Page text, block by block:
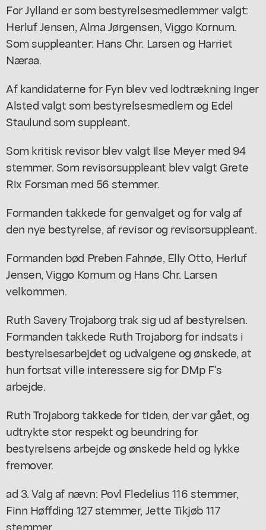
For Jylland er som bestyrelsesmedlemmer valgt:
Herluf Jensen, Alma Jørgensen, Viggo Kornum.
Som suppleanter: Hans Chr. Larsen og Harriet
Næraa.
Af kandidaterne for Fyn blev ved lodtrækning Inger
Alsted valgt som bestyrelsesmedlem og Edel
Staulund som suppleant.
Som kritisk revisor blev valgt Ilse Meyer med 94
stemmer. Som revisorsuppleant blev valgt Grete
Rix Forsman med 56 stemmer.
Formanden takkede for genvalget og for valg af
den nye bestyrelse, af revisor og revisorsuppleant.
Formanden bød Preben Fahnøe, Elly Otto, Herluf
Jensen, Viggo Kornum og Hans Chr. Larsen
velkommen.
Ruth Savery Trojaborg trak sig ud af bestyrelsen.
Formanden takkede Ruth Trojaborg for indsats i
bestyrelsesarbejdet og udvalgene og ønskede, at
hun fortsat ville interessere sig for DMp F's
arbejde.
Ruth Trojaborg takkede for tiden, der var gået, og
udtrykte stor respekt og beundring for
bestyrelsens arbejde og ønskede held og lykke
fremover.
ad 3. Valg af nævn: Povl Fledelius 116 stemmer,
Finn Høffding 127 stemmer, Jette Tikjøb 117
stemmer.